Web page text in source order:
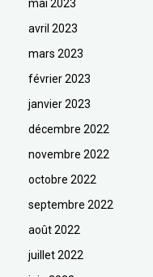
mai 2023
avril 2023
mars 2023
février 2023
janvier 2023
décembre 2022
novembre 2022
octobre 2022
septembre 2022
août 2022
juillet 2022